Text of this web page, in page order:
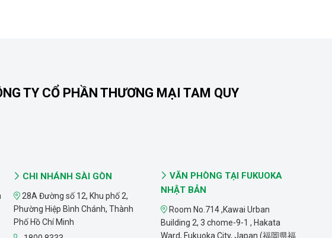
TY CỔ PHẦN THƯƠNG MẠI TAM QUY
CHI NHÁNH SÀI GÒN
28A Đường số 12, Khu phố 2,
Phường Hiệp Bình Chánh, Thành
Phố Hồ Chí Minh
VĂN PHÒNG TẠI FUKUOKA
NHẬT BẢN
Room No.714 ,Kawai Urban
Building 2, 3 chome-9-1 , Hakata
Ward, Fukuoka City, Japan (福岡県福